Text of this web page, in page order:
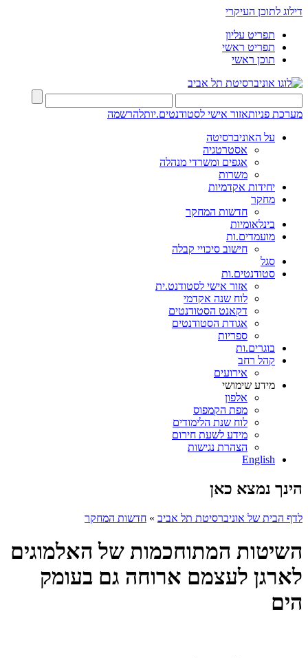
דילוג לתוכן העיקרי
תפריט עליון
תפריט ראשי
תוכן ראשי
מערכת פניותאזור אישי לסטודנטים.יותלהרשמה
על האוניברסיטה
אסטרטגיה
אגפים ומשרדי מנהלה
משרות
יחידות אקדמיות
מחקר
חדשות המחקר
בינלאומיות
מועמדים.ות
חישוב סיכויי קבלה
סגל
סטודנטים.ות
אזור אישי לסטודנט.ית
לוח שנה אקדמי
דקאנט הסטודנטים
אגודת הסטודנטים
ספריות
בוגרים.ות
קהל רחב
אירועים
מידע שימושי
אלפון
מפת הקמפוס
לוח שנת הלימודים
מידע לשעת חירום
הצהרת נגישות
English
הינך נמצא כאן
לדף הבית של אוניברסיטת תל אביב » חדשות המחקר
השיטות המתוחכמות של האלמוגים
לארגן לעצמם ארוחה גם בעומק
הים